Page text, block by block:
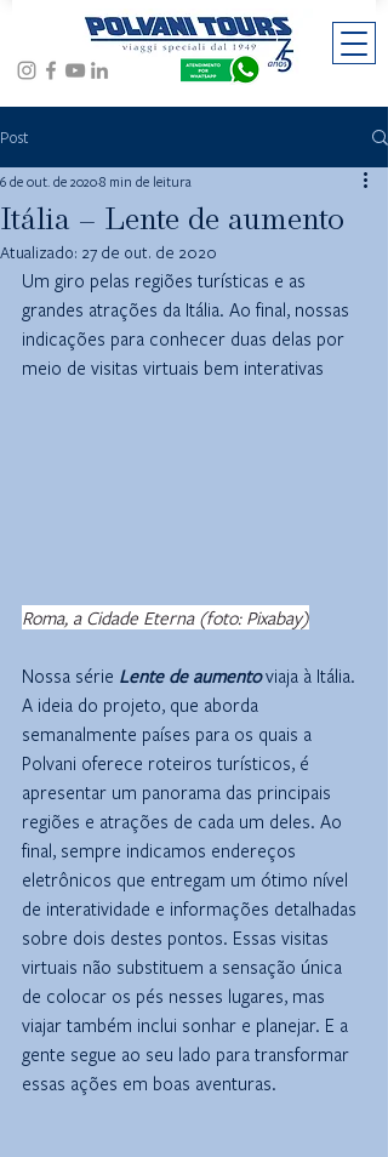
Post
Itália – Lente de aumento
6 de out. de 20208 min de leitura
Atualizado: 27 de out. de 2020
Um giro pelas regiões turísticas e as
grandes atrações da Itália. Ao final, nossas
indicações para conhecer duas delas por
meio de visitas virtuais bem interativas
Roma, a Cidade Eterna (foto: Pixabay)
Nossa série Lente de aumento viaja à Itália.
A ideia do projeto, que aborda
semanalmente países para os quais a
Polvani oferece roteiros turísticos, é
apresentar um panorama das principais
regiões e atrações de cada um deles. Ao
final, sempre indicamos endereços
eletrônicos que entregam um ótimo nível
de interatividade e informações detalhadas
sobre dois destes pontos. Essas visitas
virtuais não substituem a sensação única
de colocar os pés nesses lugares, mas
viajar também inclui sonhar e planejar. E a
gente segue ao seu lado para transformar
essas ações em boas aventuras.